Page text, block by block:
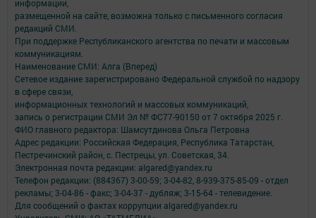
информации,
размещенной на сайте, возможна только с письменного согласия
редакций СМИ.
При поддержке Республиканского агентства по печати и массовым
коммуникациям.
Наименование СМИ: Алга (Вперед)
Сетевое издание зарегистрировано Федеральной службой по надзору
в сфере связи,
информационных технологий и массовых коммуникаций,
запись о регистрации СМИ Эл № ФС77-90150 от 7 октября 2025 г.
ФИО главного редактора: Шамсутдинова Ольга Петровна
Адрес редакции: Российская Федерация, Республика Татарстан,
Пестречинский район, с. Пестрецы, ул. Советская, 34.
Электронная почта редакции: algared@yandex.ru
Телефон редакции: (884367) 3-00-59; 3-04-82, 8-939-375-85-09 - отдел
рекламы; 3-04-86 - факс; 3-04-37 - дубляж; 3-15-64 - телевидение.
Для сообщений о фактах коррупции algared@yandex.ru